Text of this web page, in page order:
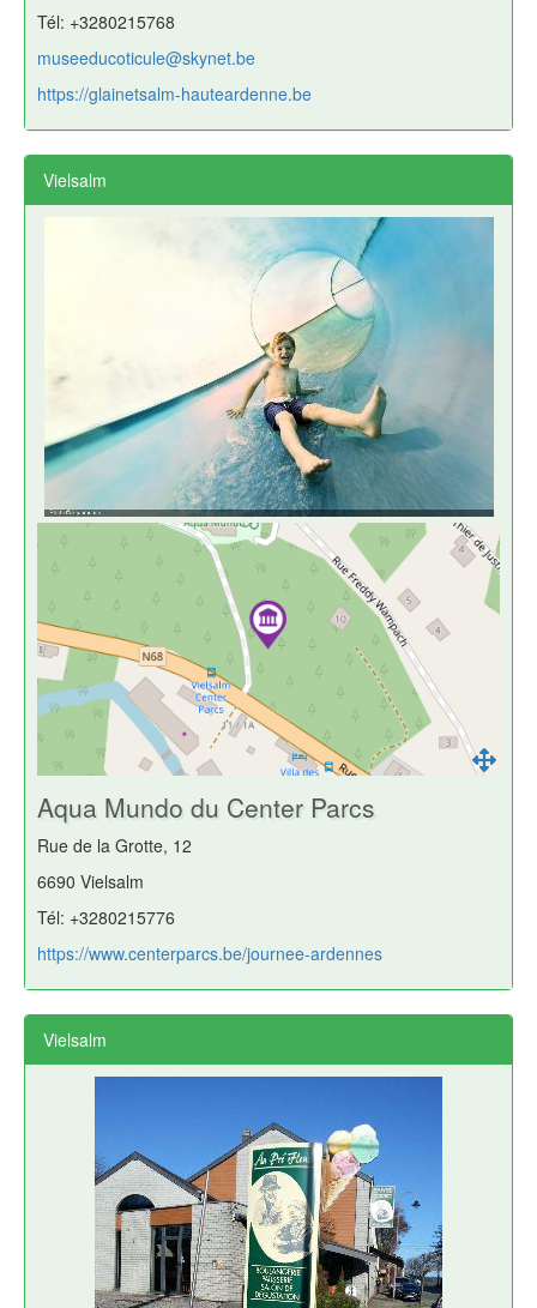
Tél: +3280215768
museeducoticule@skynet.be
https://glainetsalm-hauteardenne.be
Vielsalm
Aqua Mundo du Center Parcs
Rue de la Grotte, 12
6690 Vielsalm
Tél: +3280215776
https://www.centerparcs.be/journee-ardennes
Vielsalm